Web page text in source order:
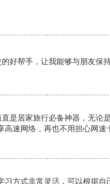
好帮手，让我能够与朋友保
是居家旅行必备神器，无论
高速网络，再也不用担心网速
习方式非常灵活，可以根据自